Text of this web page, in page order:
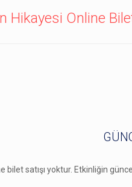
Hikayesi Online
bilet satışı yoktur. Etkinliğin